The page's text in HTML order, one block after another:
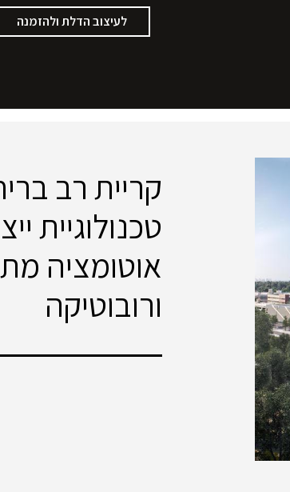
לעיצוב הדלת ולהזמנה
קריית רב
טכנולוגיית
אוטומציה
ורובוטיקה